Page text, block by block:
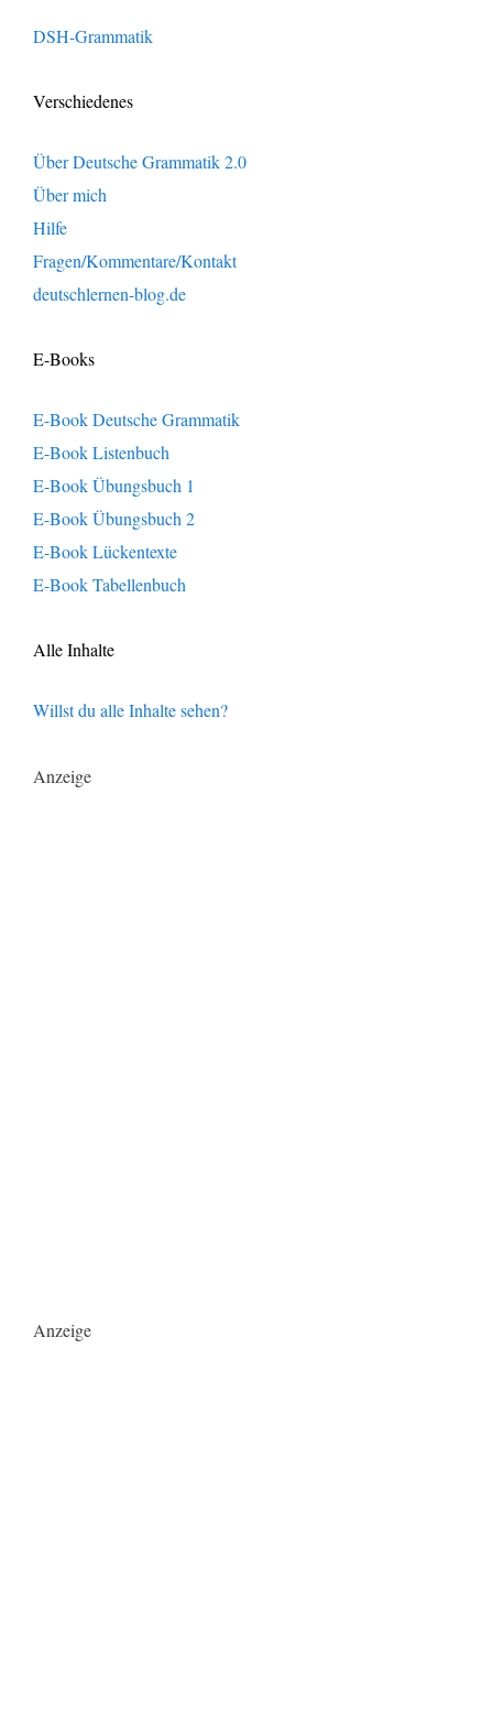
DSH-Grammatik
Verschiedenes
Über Deutsche Grammatik 2.0
Über mich
Hilfe
Fragen/Kommentare/Kontakt
deutschlernen-blog.de
E-Books
E-Book Deutsche Grammatik
E-Book Listenbuch
E-Book Übungsbuch 1
E-Book Übungsbuch 2
E-Book Lückentexte
E-Book Tabellenbuch
Alle Inhalte
Willst du alle Inhalte sehen?
Anzeige
Anzeige